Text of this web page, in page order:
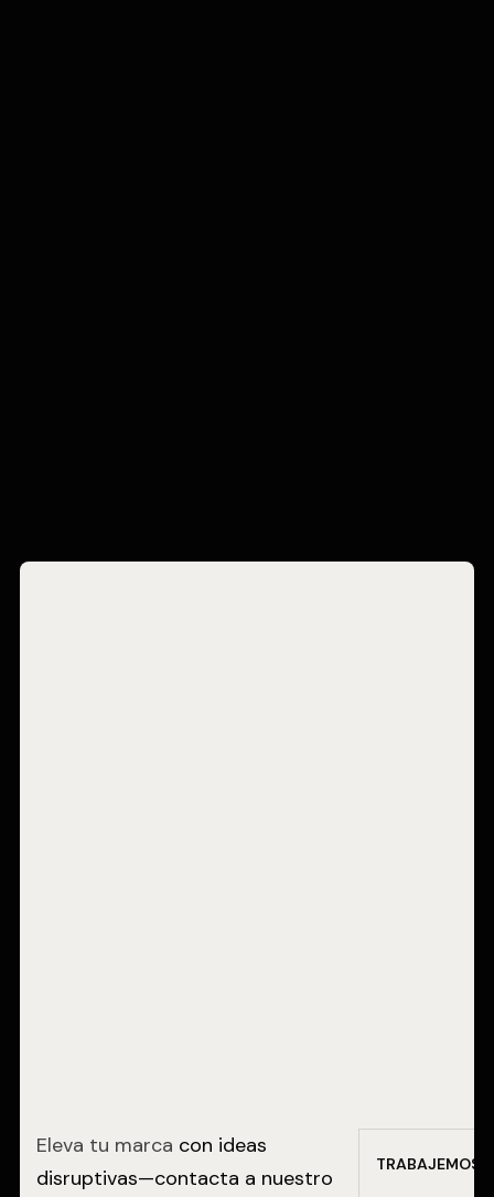
Eleva tu marca con ideas
disruptivas—contacta a nuestro
TRABAJEMOS